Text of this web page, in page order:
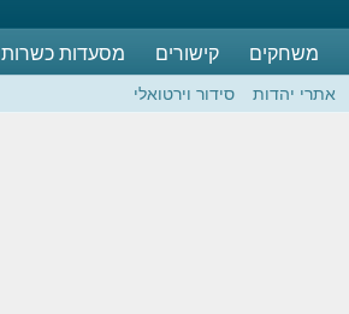
משחקים קישורים מסעדות כשרות
אתרי יהדות סידור וירטואלי